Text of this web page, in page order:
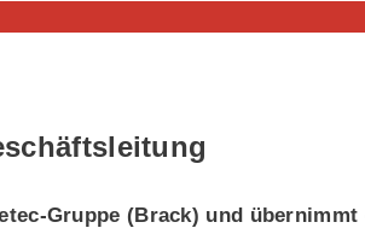
Gruppe (Brack) und übernimmt